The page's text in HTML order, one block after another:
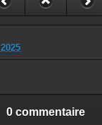
0 commentaire